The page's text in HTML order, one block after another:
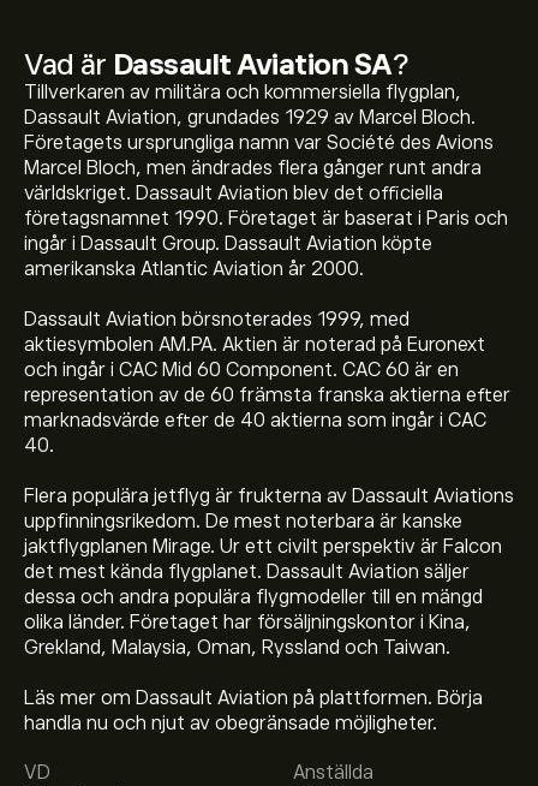
Vad är Dassault Aviation SA?
Tillverkaren av militära och kommersiella flygplan,
Dassault Aviation, grundades 1929 av Marcel Bloch.
Företagets ursprungliga namn var Société des Avions
Marcel Bloch, men ändrades flera gånger runt andra
världskriget. Dassault Aviation blev det officiella
företagsnamnet 1990. Företaget är baserat i Paris och
ingår i Dassault Group. Dassault Aviation köpte
amerikanska Atlantic Aviation år 2000.
Dassault Aviation börsnoterades 1999, med
aktiesymbolen AM.PA. Aktien är noterad på Euronext
och ingår i CAC Mid 60 Component. CAC 60 är en
representation av de 60 främsta franska aktierna efter
marknadsvärde efter de 40 aktierna som ingår i CAC
40.
Flera populära jetflyg är frukterna av Dassault Aviations
uppfinningsrikedom. De mest noterbara är kanske
jaktflygplanen Mirage. Ur ett civilt perspektiv är Falcon
det mest kända flygplanet. Dassault Aviation säljer
dessa och andra populära flygmodeller till en mängd
olika länder. Företaget har försäljningskontor i Kina,
Grekland, Malaysia, Oman, Ryssland och Taiwan.
Läs mer om Dassault Aviation på plattformen. Börja
handla nu och njut av obegränsade möjligheter.
VD
Anställda
Aktiekursen live för AM.PA är 316.60‎€‎.